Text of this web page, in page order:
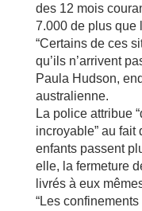
des 12 mois
7.000 de plus que
“Certains de ces
qu’ils n’arrivent
Paula Hudson,
australienne.
La police attribue
incroyable” au
enfants passent
elle, la fermeture
livrés à eux
“Les